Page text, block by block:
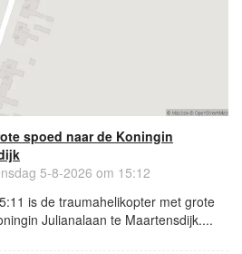
spoed naar de Koningin
5-8-2026 om 15:12
is de traumahelikopter met grote
Julianalaan te Maartensdijk....